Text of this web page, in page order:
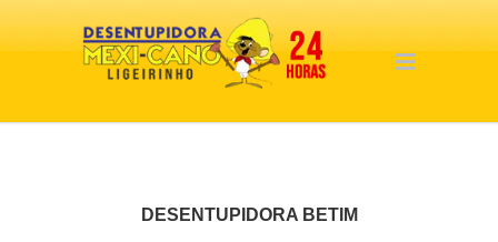
DESENTUPIDORA BETIM